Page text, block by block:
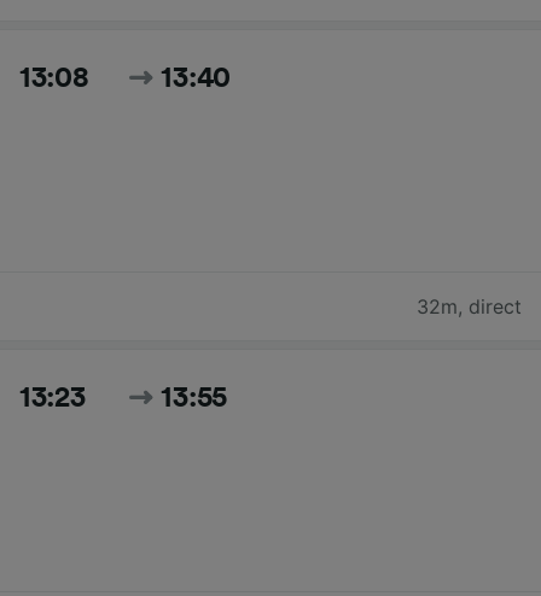
13:08 13:40
32m, direct
13:23 13:55